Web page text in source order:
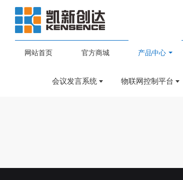
网站首页 官方商城 产品中心
会议发言系统 物联网控制平台